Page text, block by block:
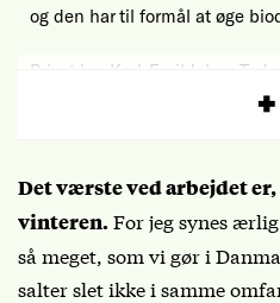
og den har til formål at øge
Privat bor Karl-Emil Johan
Det værste ved arbejdet
vinteren.For jeg synes
så meget, som vi gør i
salter slet ikke i samme